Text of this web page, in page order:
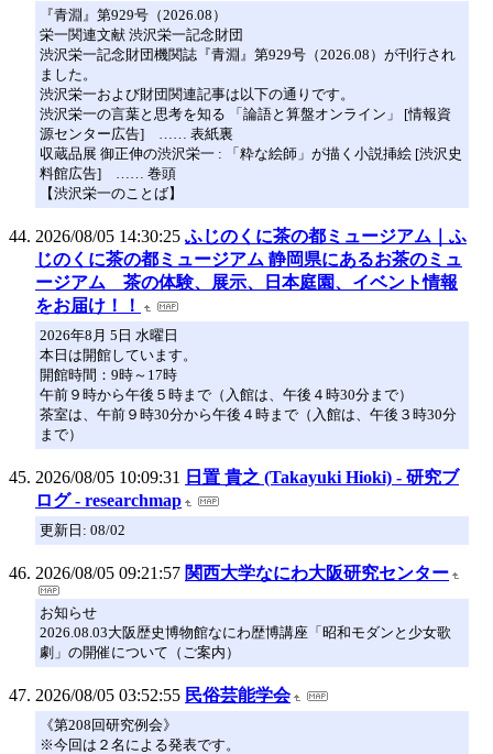
『青淵』第929号（2026.08）
栄一関連文献 渋沢栄一記念財団
渋沢栄一記念財団機関誌『青淵』第929号（2026.08）が刊行され
ました。
渋沢栄一および財団関連記事は以下の通りです。
渋沢栄一の言葉と思考を知る 「論語と算盤オンライン」 [情報資
源センター広告] …… 表紙裏
収蔵品展 御正伸の渋沢栄一 : 「粋な絵師」が描く小説挿絵 [渋沢史
料館広告] …… 巻頭
【渋沢栄一のことば】
2026/08/05 14:30:25 ふじのくに茶の都ミュージアム｜ふ
じのくに茶の都ミュージアム 静岡県にあるお茶のミュ
ージアム 茶の体験、展示、日本庭園、イベント情報
をお届け！！
2026年8月 5日 水曜日
本日は開館しています。
開館時間：9時～17時
午前９時から午後５時まで（入館は、午後４時30分まで）
茶室は、午前９時30分から午後４時まで（入館は、午後３時30分
まで）
2026/08/05 10:09:31
日置 貴之 (Takayuki Hioki) - 研究ブ
ログ - researchmap
更新日: 08/02
2026/08/05 09:21:57 関西大学なにわ大阪研究センター
お知らせ
2026.08.03大阪歴史博物館なにわ歴博講座「昭和モダンと少女歌
劇」の開催について（ご案内）
2026/08/05 03:52:55 民俗芸能学会
《第208回研究例会》
※今回は２名による発表です。